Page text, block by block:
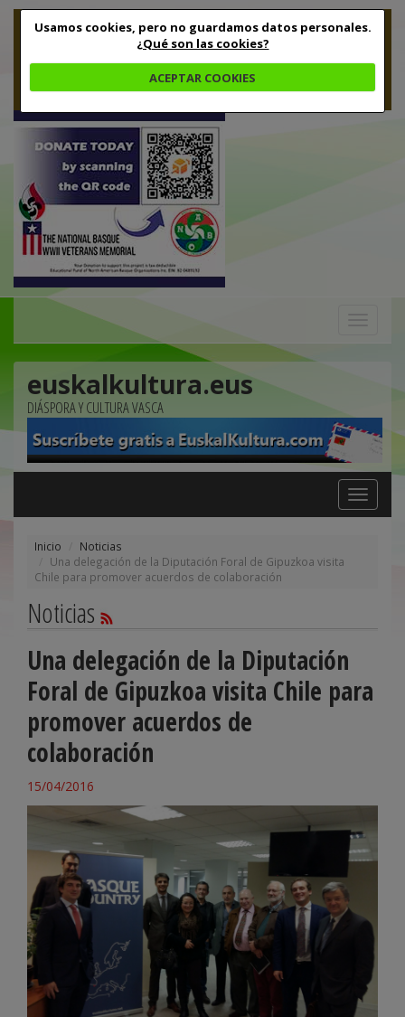
Usamos cookies, pero no guardamos datos personales.
¿Qué son las cookies?
ACEPTAR COOKIES
euskalkultura.eus
DIÁSPORA Y CULTURA VASCA
Toggle
navigation
Inicio
Noticias
Una delegación de la Diputación Foral de Gipuzkoa visita
Chile para promover acuerdos de colaboración
Noticias
Una delegación de la Diputación
Foral de Gipuzkoa visita Chile para
promover acuerdos de
colaboración
15/04/2016